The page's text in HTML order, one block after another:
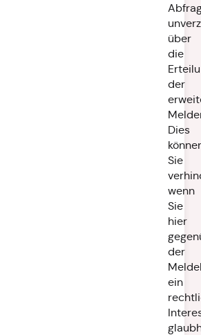
über
die
der
Dies
Sie
wenn
Sie
hier
der
ein